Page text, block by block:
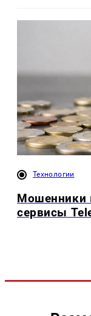
Технологии
Мошенники
сервисы